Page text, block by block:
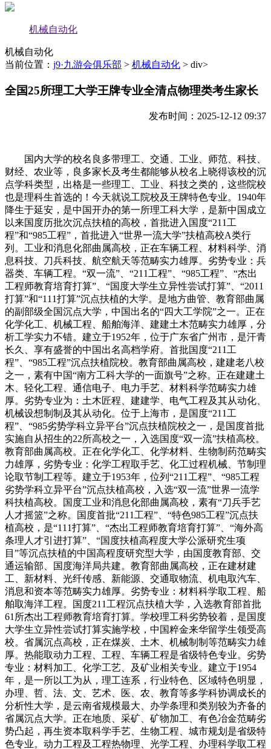
机械自动化
机械自动化
当前位置： j9·九游会俱乐部 > 机械自动化 > div>
全国25所理工大学王牌专业全清点物理类考生家长
发布时间：2025-12-12 09:37
国内大学的校名良多带理工、交通、工业、师范、科技、
财经、农业等，良多家长及考生都能够从校名上晓得该校的沉
点学科类型，出格是一些理工、工业、科技之类的，这些院校
也是理科生首选的！今天就说工院校及王牌特色专业。1940年
降生于延安，是中国开办的第一所理工科大学，是新中国成立
以来国度历批次沉点扶植的高校，首批进入国度“211工
程”和“985工程”，首批进入“世界一流大学”扶植高校A类行
列。工业和消息化部曲属高校，正在车辆工程、材料科学、消
息科技、刀兵科技、航空航天等范畴实力雄厚。劣势专业：兵
器类、车辆工程。“双一流”、“211工程”、“985工程”、“杰出
工程师教育培育打算”、“国度大学生立异性尝试打算”、“2011
打算”和“111打算”沉点扶植的大学。是地方曲管、教育部曲属
的副部级全国沉点大学，中国出名的“四大工学院”之一。正在
化学化工、机械工程、船舶海洋、建建土木范畴实力雄厚，分
析工学实力不错。建立于1952年，位于广东省广州市，是汗青
长久、享有盛誉的中国出名高档学府。首批国度“211工
程”、“985工程”沉点扶植院校。教育部曲属高校，建建老八校
之一，素有中国“南方工科大学的一面旗号”之称。正在建建土
木、轻化工程、通信电子、电力手艺、材料科学范畴实力雄
厚。劣势专业为：土木匠程、建建学、电气工程及其从动化、
机械设想制制及其从动化。位于上海市，是国度“211工
程”、“985劣势学科立异平台”沉点扶植院校之一，是国度首批
实施自从招生的22所高校之一，入选国度“双一流”扶植高校。
教育部曲属高校。正在化学化工、化学材料、生物制药范畴实
力雄厚，劣势专业：化学工程取手艺、化工过程机械、节制理
论取节制工程等。建立于1953年，位列“211工程”、“985工程
劣势学科立异平台”沉点扶植高校，入选“双一流”世界一流学
科扶植高校。国度工业和消息化部曲属高校，素有“刀兵手艺
人才摇篮”之称。国度首批“211工程”、“特色985工程”沉点扶
植高校，是“111打算”、“杰出工程师教育培育打算”、“海外高
条理人才引进打算”、“国度扶植高程度大学公派研究生项
目”等沉点扶植的中国高程度研究型大学，由国度教育部、交
通运输部、国度海洋局共建。教育部曲属高校，正在建材建
工、新材料、光纤传感、新能源、交通取物流、机电取汽车、
消息和资本等范畴实力雄厚。劣势专业：材料科学取工程、船
舶取海洋工程。国度211工程沉点扶植大学，入选教育部首批
61所杰出工程师教育培育打算。学校理工科劣势较着，是国度
大学生立异性尝试打算实施学校，中国粹金来华留学生领受高
校。省属沉点高校，正在煤炭、土木、机械制制等范畴实力雄
厚。热能取动力工程、工程、车辆工程是省级特色专业。劣势
专业：材料加工、化学工艺、及矿业相关专业。建立于1954
年，是一所以工为从，理工连系，行业特色、区域特色明显，
办理、哲、法、文、艺术、医、农、教育等多学科协调成长的
分析性大学，是云南省规模最大、办学条理和类别较为齐备的
省属沉点大学。正在地质、采矿、矿物加工、有色冶金范畴劣
势凸起，再生资本取科学手艺、生物工程、城市规划是省级特
色专业。动力工程及工程热物理、光学工程、办理科学取工程